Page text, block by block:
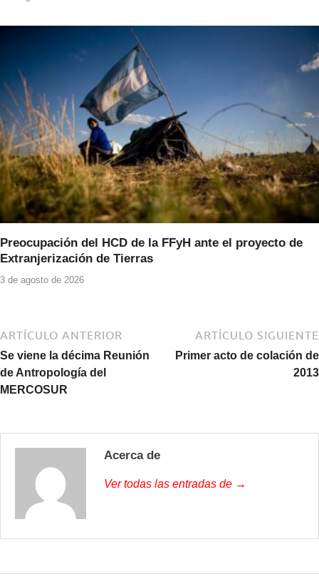
Preocupación del HCD de la FFyH ante el proyecto de
Extranjerización de Tierras
3 de agosto de 2026
ARTÍCULO ANTERIOR
Se viene la décima Reunión
de Antropología del
MERCOSUR
ARTÍCULO SIGUIENTE
Primer acto de colación de
2013
Acerca de
Ver todas las entradas de →